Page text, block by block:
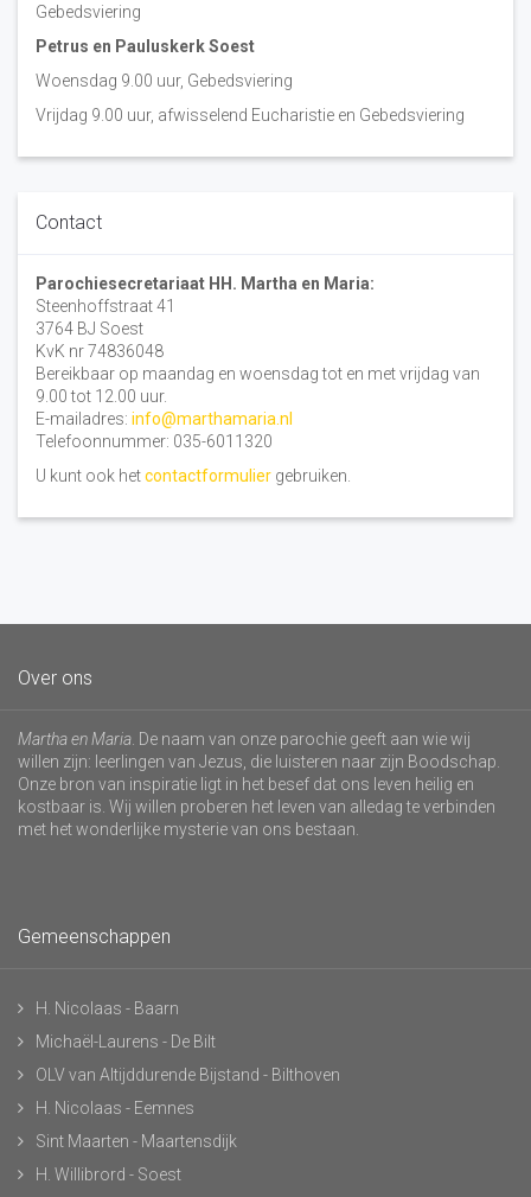
Gebedsviering
Petrus en Pauluskerk Soest
Woensdag 9.00 uur, Gebedsviering
Vrijdag 9.00 uur, afwisselend Eucharistie en Gebedsviering
Contact
Parochiesecretariaat HH. Martha en Maria:
Steenhoffstraat 41
3764 BJ Soest
KvK nr 74836048
Bereikbaar op maandag en woensdag tot en met vrijdag van
9.00 tot 12.00 uur.
E-mailadres: info@marthamaria.nl
Telefoonnummer: 035-6011320
U kunt ook hetcontactformulier gebruiken.
Over ons
Martha en Maria . De naam van onze parochie geeft aan wie wij
willen zijn: leerlingen van Jezus, die luisteren naar zijn Boodschap.
Onze bron van inspiratie ligt in het besef dat ons leven heilig en
kostbaar is. Wij willen proberen het leven van alledag te verbinden
met het wonderlijke mysterie van ons bestaan.
Gemeenschappen
H. Nicolaas - Baarn
Michaël-Laurens - De Bilt
OLV van Altijddurende Bijstand - Bilthoven
H. Nicolaas - Eemnes
Sint Maarten - Maartensdijk
H. Willibrord - Soest